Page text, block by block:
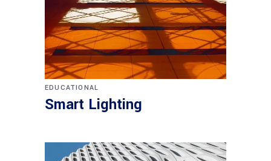
EDUCATIONAL
Smart Lighting